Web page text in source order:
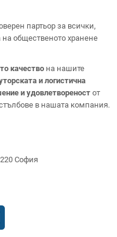
партьор за всички,
общественото хранене
качество на нашите
и логистична
и удовлетвореност от
в нашата компания.
София